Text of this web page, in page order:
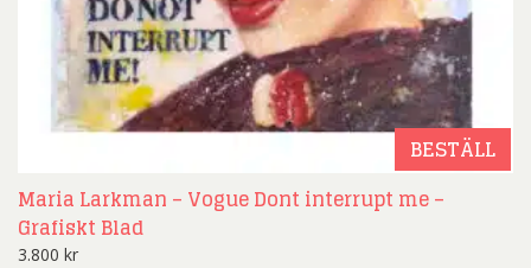
BESTÄLL
Maria Larkman – Vogue Dont interrupt me –
Grafiskt Blad
3.800 kr